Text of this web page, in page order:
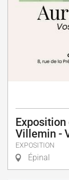
Villemin -
EXPOSITION
Épinal